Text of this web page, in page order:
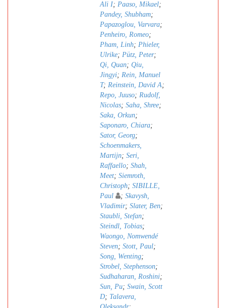
Ali I; Paaso, Mikael;
Pandey, Shubham;
Papazoglou, Varvara;
Penheiro, Romeo;
Pham, Linh; Phieler,
Ulrike; Pütz, Peter;
Qi, Quan; Qiu,
Jingyi; Rein, Manuel
T; Reinstein, David A;
Repo, Juuso; Rudolf,
Nicolas; Saha, Shree;
Saka, Orkun;
Saponaro, Chiara;
Sator, Georg;
Schoenmakers,
Martijn; Seri,
Raffaello; Shah,
Meet; Siemroth,
Christoph; SIBILLE,
Paul
; Skavysh,
Vladimir; Slater, Ben;
Staubli, Stefan;
Steindl, Tobias;
Waongo, Nomwendé
Steven; Stott, Paul;
Song, Wenting;
Strobel, Stephenson;
Sudhaharan, Roshini;
Sun, Pu; Swain, Scott
D; Talavera,